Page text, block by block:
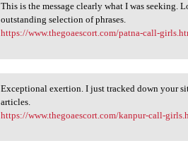
This is the message clearly
This is the message clearly what I was seeking.
outstanding selection of phrases.
https://www.thegoaescort.com/patna-call-
Exceptional exertion. I just
Exceptional exertion. I just tracked down your
articles.
https://www.thegoaescort.com/kanpur-call-